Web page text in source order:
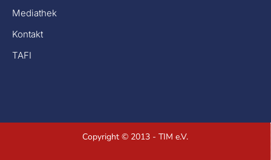
Mediathek
Kontakt
TAFI
Copyright © 2013 - TIM e.V.